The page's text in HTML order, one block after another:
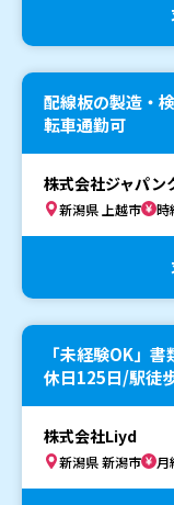
配線板の製造・
転車通勤可
株式会社ジャパン
新潟県 上越市 時
「未経験OK」
休日125日/駅徒
株式会社Liyd
新潟県 新潟市 月